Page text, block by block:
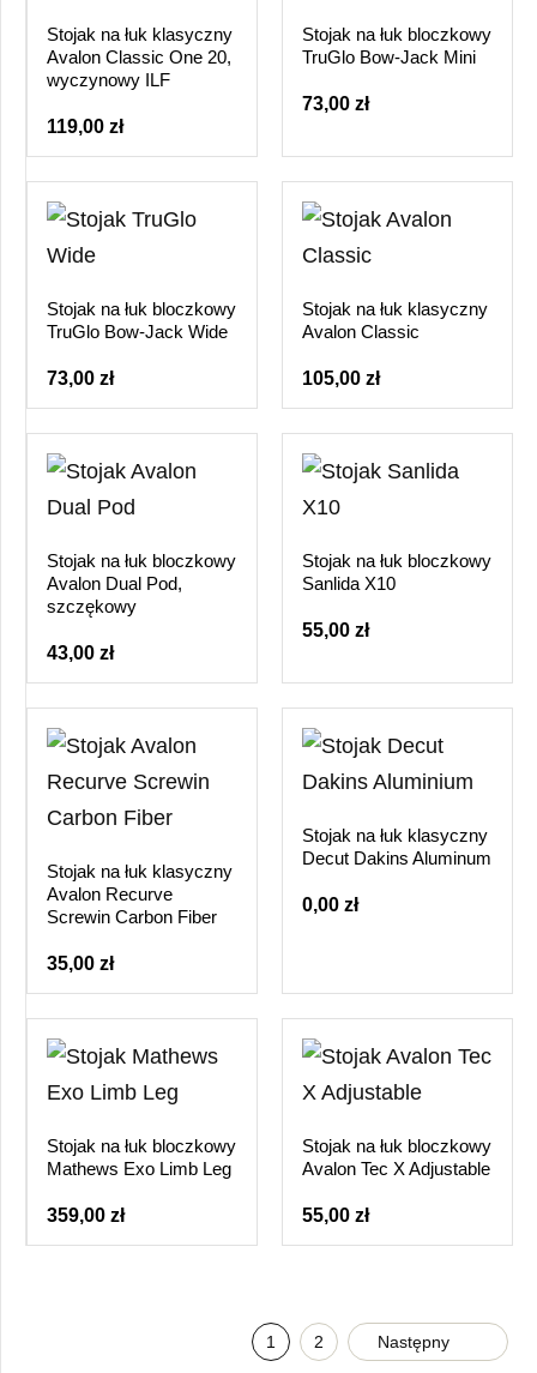
Stojak na łuk klasyczny
Avalon Classic One 20,
wyczynowy ILF
119,00 zł
Stojak na łuk bloczkowy
TruGlo Bow-Jack Mini
73,00 zł
Stojak na łuk bloczkowy
TruGlo Bow-Jack Wide
73,00 zł
Stojak na łuk klasyczny
Avalon Classic
105,00 zł
Stojak na łuk bloczkowy
Avalon Dual Pod,
szczękowy
43,00 zł
Stojak na łuk bloczkowy
Sanlida X10
55,00 zł
Stojak na łuk klasyczny
Avalon Recurve
Screwin Carbon Fiber
35,00 zł
Stojak na łuk klasyczny
Decut Dakins Aluminum
0,00 zł
Stojak na łuk bloczkowy
Mathews Exo Limb Leg
359,00 zł
Stojak na łuk bloczkowy
Avalon Tec X Adjustable
55,00 zł
1 2 Następny